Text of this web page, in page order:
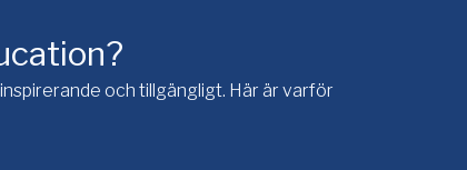
och tillgängligt. Här är varför